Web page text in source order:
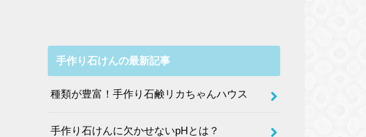
手作り石けんの最新記事
種類が豊富！手作り石鹸リカちゃんハウス
手作り石けんに欠かせないpHとは？